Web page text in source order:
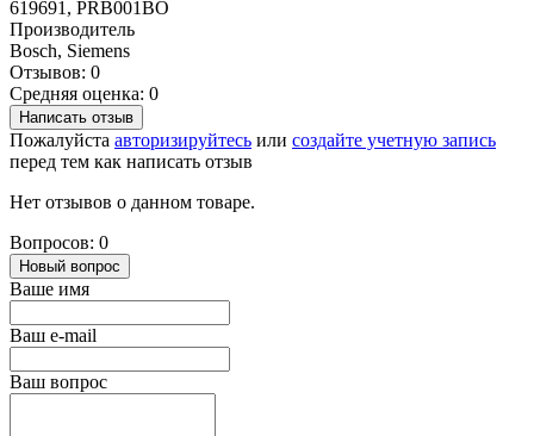
619691, PRB001BO
Производитель
Bosch, Siemens
Отзывов: 0
Средняя оценка: 0
Написать отзыв
Пожалуйста авторизируйтесь или создайте учетную запись
перед тем как написать отзыв
Нет отзывов о данном товаре.
Вопросов: 0
Новый вопрос
Ваше имя
Ваш e-mail
Ваш вопрос